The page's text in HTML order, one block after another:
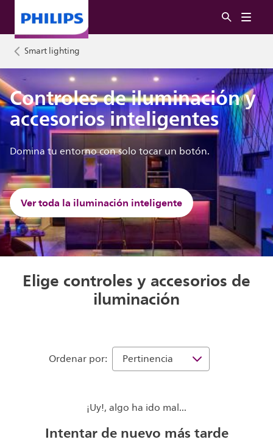
Smart lighting
Controles de iluminación y
accesorios inteligentes
Domina tu entorno con solo tocar un botón.
Ver toda la iluminación inteligente
Elige controles y accesorios de
iluminación
Ordenar por:
¡Uy!, algo ha ido mal...
Intentar de nuevo más tarde